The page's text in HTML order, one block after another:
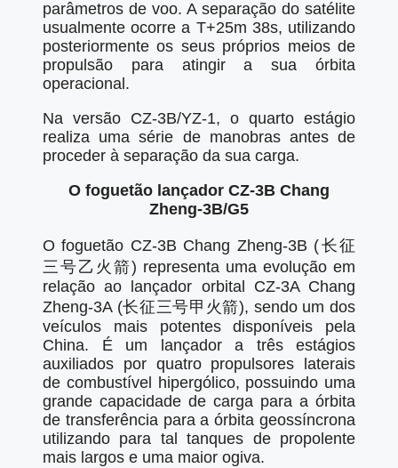
parâmetros de voo. A separação do satélite
usualmente ocorre a T+25m 38s, utilizando
posteriormente os seus próprios meios de
propulsão para atingir a sua órbita
operacional.
Na versão CZ-3B/YZ-1, o quarto estágio
realiza uma série de manobras antes de
proceder à separação da sua carga.
O foguetão lançador CZ-3B Chang
Zheng-3B/G5
O foguetão CZ-3B Chang Zheng-3B (长征
三号乙火箭) representa uma evolução em
relação ao lançador orbital CZ-3A Chang
Zheng-3A (长征三号甲火箭), sendo um dos
veículos mais potentes disponíveis pela
China. É um lançador a três estágios
auxiliados por quatro propulsores laterais
de combustível hipergólico, possuindo uma
grande capacidade de carga para a órbita
de transferência para a órbita geossíncrona
utilizando para tal tanques de propolente
mais largos e uma maior ogiva.